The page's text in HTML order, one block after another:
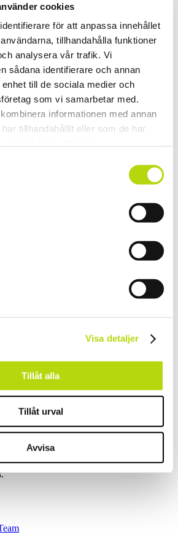
cookies
för att anpassa innehållet
tillhandahålla funktioner
analysera vår trafik. Vi
sådana identifierare och annan
till de sociala medier och
som vi samarbetar med.
informationen med annan
tillhandahållit eller som de har
Visa detaljer
Tillåt alla
Tillåt urval
Avvisa
we can each make our own copies
I Ötzi's fotspår